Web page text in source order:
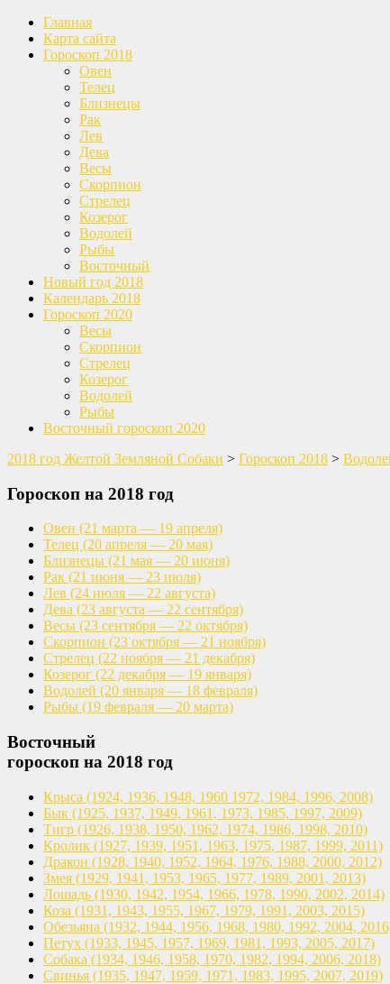
Главная
Карта сайта
Гороскоп 2018
Овен
Телец
Близнецы
Рак
Лев
Дева
Весы
Скорпион
Стрелец
Козерог
Водолей
Рыбы
Восточный
Новый год 2018
Календарь 2018
Гороскоп 2020
Весы
Скорпион
Стрелец
Козерог
Водолей
Рыбы
Восточный гороскоп 2020
2018 год Желтой Земляной Собаки > Гороскоп 2018 >
Гороскоп на 2018 год
Овен (21 марта — 19 апреля)
Телец (20 апреля — 20 мая)
Близнецы (21 мая — 20 июня)
Рак (21 июня — 23 июля)
Лев (24 июля — 22 августа)
Дева (23 августа — 22 сентября)
Весы (23 сентября — 22 октября)
Скорпион (23 октября — 21 ноября)
Стрелец (22 ноября — 21 декабря)
Козерог (22 декабря — 19 января)
Водолей (20 января — 18 февраля)
Рыбы (19 февраля — 20 марта)
Восточный
гороскоп на 2018 год
Крыса (1924, 1936, 1948, 1960 1972, 1984, 1996, 2008)
Бык (1925, 1937, 1949, 1961, 1973, 1985, 1997, 2009)
Тигр (1926, 1938, 1950, 1962, 1974, 1986, 1998, 2010)
Кролик (1927, 1939, 1951, 1963, 1975, 1987, 1999, 2011)
Дракон (1928, 1940, 1952, 1964, 1976, 1988, 2000, 2012)
Змея (1929, 1941, 1953, 1965, 1977, 1989, 2001, 2013)
Лошадь (1930, 1942, 1954, 1966, 1978, 1990, 2002, 2014)
Коза (1931, 1943, 1955, 1967, 1979, 1991, 2003, 2015)
Обезьяна (1932, 1944, 1956, 1968, 1980, 1992, 2004,
Петух (1933, 1945, 1957, 1969, 1981, 1993, 2005, 2017)
Собака (1934, 1946, 1958, 1970, 1982, 1994, 2006, 2018)
Свинья (1935, 1947, 1959, 1971, 1983, 1995, 2007, 2019)